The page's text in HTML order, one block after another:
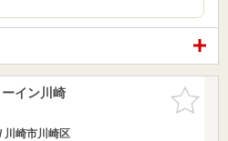
お気に入
りに追加
イン川崎
川崎市川崎区